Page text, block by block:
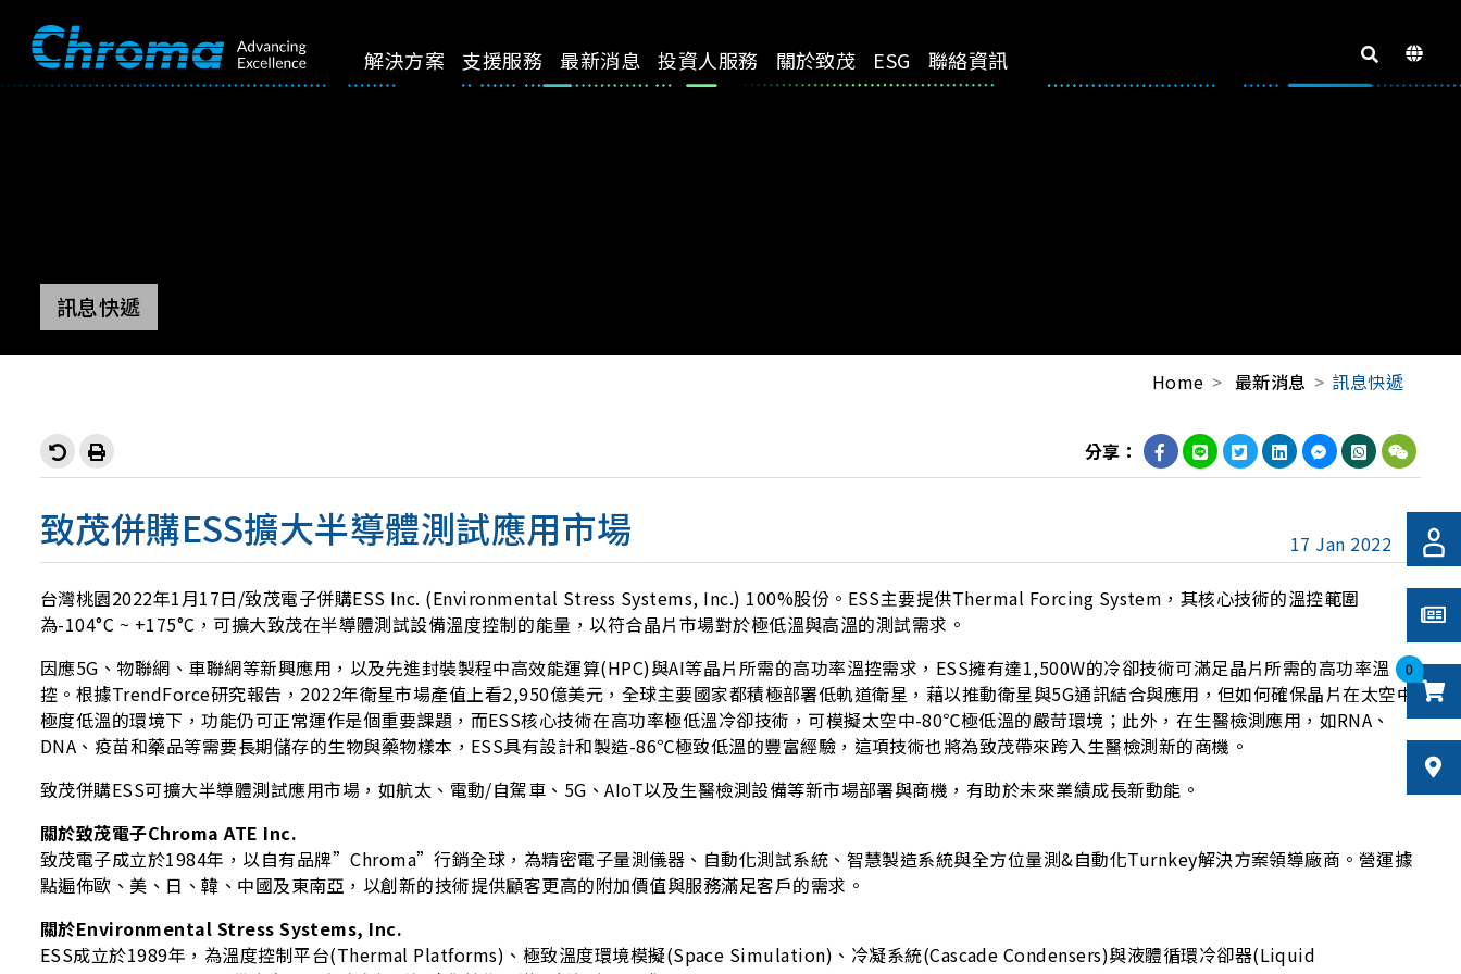
解決方案 支援服務 最新消息 投資人服務 關於致茂 ESG 聯絡資訊
0
訊息快遞
Home 最新消息 訊息快遞
分享：
致茂併購ESS擴大半導體測試應用市場 17 Jan 2022
台灣桃園2022年1月17日/致茂電子併購ESS Inc. (Environmental Stress Systems, Inc.) 100%股份。ESS主要提供Thermal Forcing System，其核心技術的溫控範圍
為-104°C ~ +175°C，可擴大致茂在半導體測試設備溫度控制的能量，以符合晶片市場對於極低溫與高溫的測試需求。
因應5G、物聯網、車聯網等新興應用，以及先進封裝製程中高效能運算(HPC)與AI等晶片所需的高功率溫控需求，ESS擁有達1,500W的冷卻技術可滿足晶片所需的高功率溫
控。根據TrendForce研究報告，2022年衛星市場產值上看2,950億美元，全球主要國家都積極部署低軌道衛星，藉以推動衛星與5G通訊結合與應用，但如何確保晶片在太空中
極度低溫的環境下，功能仍可正常運作是個重要課題，而ESS核心技術在高功率極低溫冷卻技術，可模擬太空中-80℃極低溫的嚴苛環境；此外，在生醫檢測應用，如RNA、
DNA、疫苗和藥品等需要長期儲存的生物與藥物樣本，ESS具有設計和製造-86℃極致低溫的豐富經驗，這項技術也將為致茂帶來跨入生醫檢測新的商機。
致茂併購ESS可擴大半導體測試應用市場，如航太、電動/自駕車、5G、AIoT以及生醫檢測設備等新市場部署與商機，有助於未來業績成長新動能。
關於致茂電子Chroma ATE Inc.
致茂電子成立於1984年，以自有品牌”Chroma”行銷全球，為精密電子量測儀器、自動化測試系統、智慧製造系統與全方位量測&自動化Turnkey解決方案領導廠商。營運據
點遍佈歐、美、日、韓、中國及東南亞，以創新的技術提供顧客更高的附加價值與服務滿足客戶的需求。
關於Environmental Stress Systems, Inc.
ESS成立於1989年，為溫度控制平台(Thermal Platforms)、極致溫度環境模擬(Space Simulation)、冷凝系統(Cascade Condensers)與液體循環冷卻器(Liquid